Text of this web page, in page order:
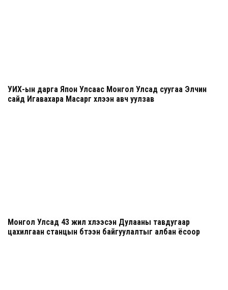
УИХ-ын дарга Япон Улсаас Монгол Улсад суугаа Элчин
сайд Игавахара Масарүг хүлээн авч уулзав
Монгол Улсад 43 жил хүлээсэн Дулааны тавдугаар
цахилгаан станцын бүтээн байгуулалтыг албан ёсоор